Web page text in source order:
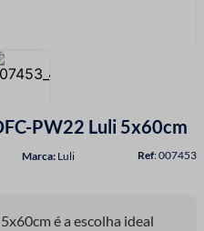
PW22 Luli 5x60cm
Luli :007453
é a escolha ideal